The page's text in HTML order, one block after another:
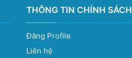
THÔNG TIN CHÍNH SÁCH
Đăng Profile
Liên hệ